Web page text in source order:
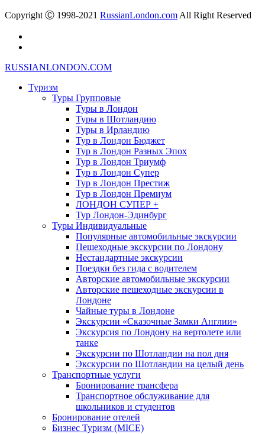
Copyright Ⓒ 1998-2021 RussianLondon.com All Right Reserved
RUSSIANLONDON.COM
Туризм
Туры Групповые
Туры в Лондон
Туры в Шотландию
Туры в Ирландию
Тур в Лондон Бюджет
Тур в Лондон Разных Эпох
Тур в Лондон Триумф
Тур в Лондон Супер
Тур в Лондон Престиж
Тур в Лондон Премиум
ЛОНДОН СУПЕР +
Тур Лондон-Эдинбург
Туры Индивидуальные
Популярные автомобильные экскурсии
Пешеходные экскурсии по Лондону
Нестандартные экскурсии
Поездки без гида с водителем
Авторские автомобильные экскурсии
Авторские пешеходные экскурсии в
Лондоне
Чайные туры в Лондоне
Экскурсии «Сказочные Замки Англии»
Экскурсия по Лондону на вертолете или
танке
Экскурсии по Шотландии на пол дня
Экскурсии по Шотландии на целый день
Транспортные услуги
Бронирование трансфера
Транспортное обслуживание для
школьников и студентов
Бронирование отелей
Бизнес Туризм (MICE)